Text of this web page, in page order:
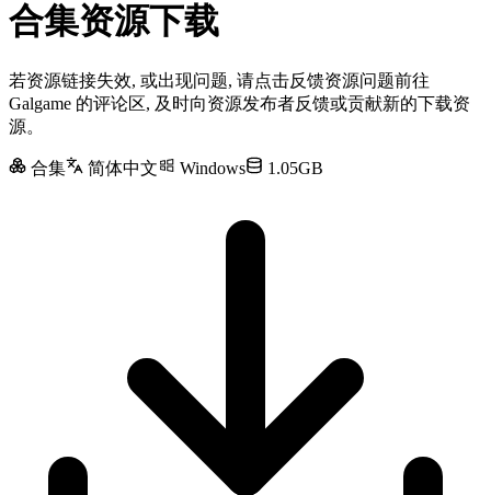
合集资源下载
若资源链接失效, 或出现问题, 请点击反馈资源问题前往
Galgame 的评论区, 及时向资源发布者反馈或贡献新的下载资
源。
合集 简体中文 Windows 1.05GB